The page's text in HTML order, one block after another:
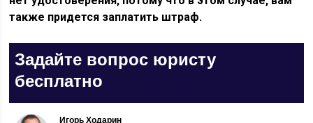
также придется заплатить штраф.